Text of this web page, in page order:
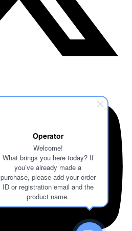
Operator
Welcome!
What brings you here today? If
you’ve already made a
purchase, please add your order
ID or registration email and the
product name.